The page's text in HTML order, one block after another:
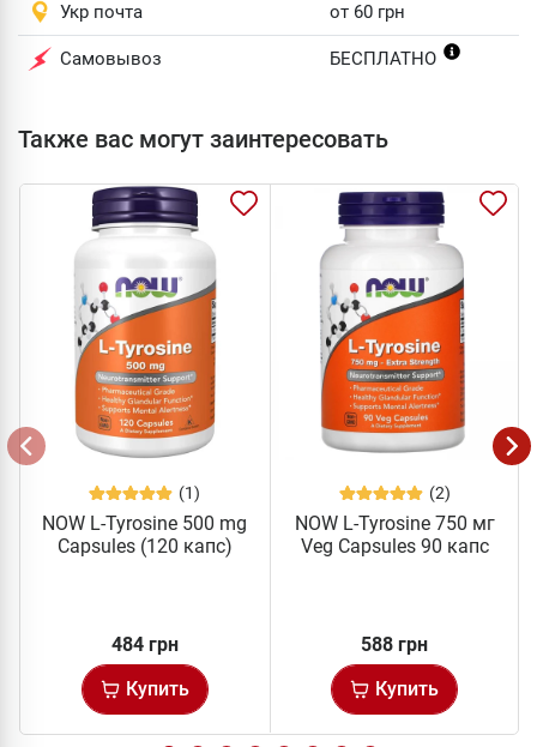
Укр почта от 60 грн
Самовывоз БЕСПЛАТНО
Также вас могут заинтересовать
(1)
NOW L-Tyrosine 500 mg
Capsules (120 капс)
484 грн
Купить
(2)
NOW L-Tyrosine 750 мг
Veg Capsules 90 капс
588 грн
Купить